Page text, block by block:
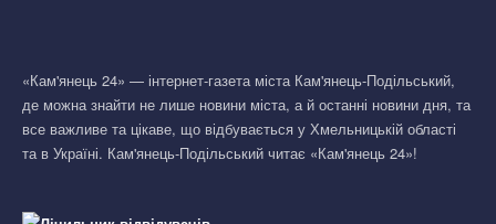
«Кам'янець 24» — інтернет-газета міста Кам'янець-Подільський,
де можна знайти не лише новини міста, а й останні новини дня, та
все важливе та цікаве, що відбувається у Хмельницькій області
та в Україні. Кам'янець-Подільський читає «Кам'янець 24»!